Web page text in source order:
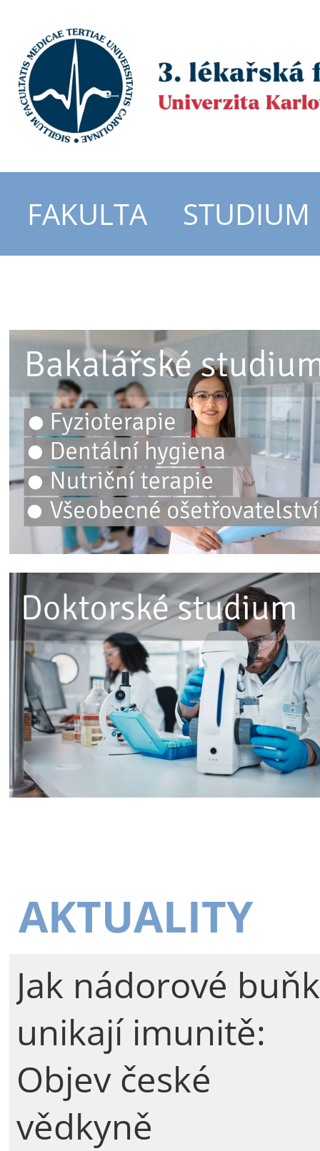
FAKULTA STUDIUM
AKTUALITY
Jak nádorové
unikají imunitě:
Objev české
vědkyně